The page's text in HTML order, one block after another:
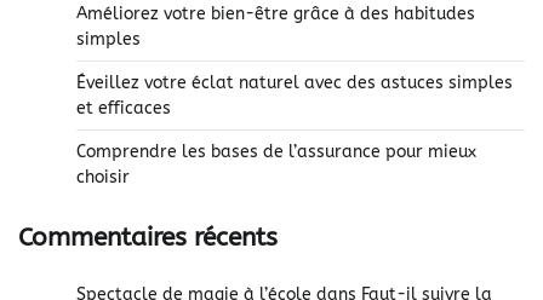
Améliorez votre bien-être grâce à des habitudes
simples
Éveillez votre éclat naturel avec des astuces simples
et efficaces
Comprendre les bases de l’assurance pour mieux
choisir
Commentaires récents
Spectacle de magie à l’école dans Faut-il suivre la